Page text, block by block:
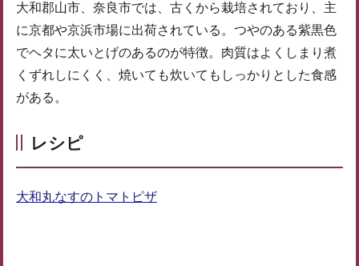
大和郡山市、奈良市では、古くから栽培されており、主
に京都や京浜市場に出荷されている。つやのある紫黒色
でヘタに太いとげのあるのが特徴。肉質はよくしまり煮
くずれしにくく、焼いても炊いてもしっかりとした食感
がある。
レシピ
大和丸なすのトマトピザ